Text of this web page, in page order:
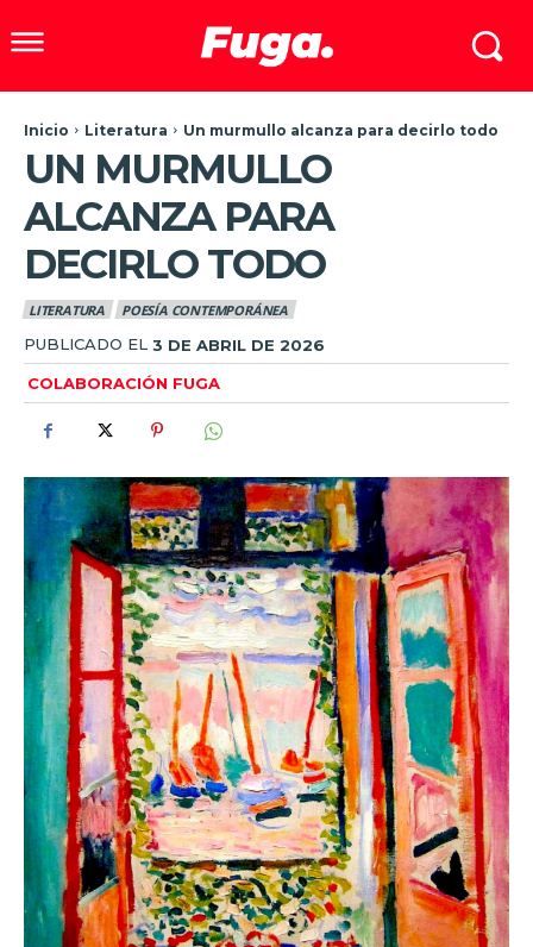
Inicio Literatura Un murmullo alcanza para decirlo todo
UN MURMULLO
ALCANZA PARA
DECIRLO TODO
LITERATURA POESÍA CONTEMPORÁNEA
PUBLICADO EL 3 DE ABRIL DE 2026
COLABORACIÓN FUGA